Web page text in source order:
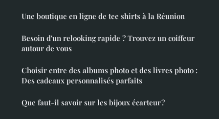
Une boutique en ligne de tee shirts à la Réunion
Besoin d'un relooking rapide ? Trouvez un coiffeur
autour de vous
Choisir entre des albums photo et des livres photo :
Des cadeaux personnalisés parfaits
Que faut-il savoir sur les bijoux écarteur ?